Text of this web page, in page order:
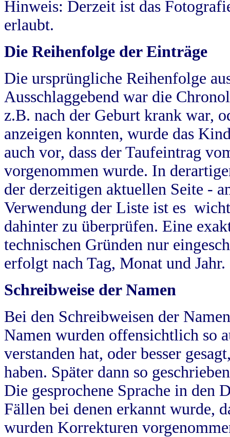
Hinweis: Derzeit ist das
erlaubt.
Die Reihenfolge der Einträge
Die ursprüngliche Reihenfolge
Ausschlaggebend war die
z.B. nach der Geburt krank war,
anzeigen konnten, wurde das
auch vor, dass der Taufeintrag
vorgenommen wurde. In
der derzeitigen aktuellen Seite -
Verwendung der Liste ist es
dahinter zu überprüfen. Eine
technischen Gründen nur
erfolgt nach Tag, Monat und Jahr.
Schreibweise der Namen
Bei den Schreibweisen der
Namen wurden offensichtlich so
verstanden hat, oder besser
haben. Später dann so
Die gesprochene Sprache in
Fällen bei denen erkannt wurde,
wurden Korrekturen